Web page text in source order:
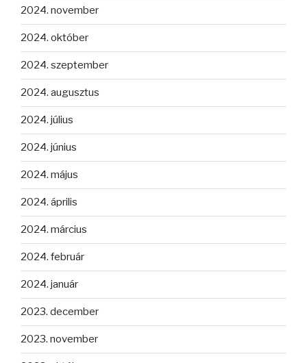
2024. november
2024. október
2024. szeptember
2024. augusztus
2024. július
2024. június
2024. május
2024. április
2024. március
2024. február
2024. január
2023. december
2023. november